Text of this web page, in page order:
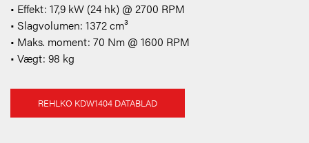
• Effekt: 17,9 kW (24 hk) @ 2700 RPM
• Slagvolumen: 1372 cm³
• Maks. moment: 70 Nm @ 1600 RPM
• Vægt: 98 kg
REHLKO KDW1404 DATABLAD